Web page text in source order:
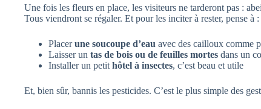
Une fois les fleurs en place, les visiteurs ne tarderont pas :
Tous viendront se régaler. Et pour les inciter à rester, pense à :
Placerune soucoupe d’eau avec des cailloux comme
Laisser un tas de bois ou de feuilles mortes dans un
Installer un petit hôtel à insectes, c’est beau et utile
Et, bien sûr, bannis les pesticides. C’est le plus simple des